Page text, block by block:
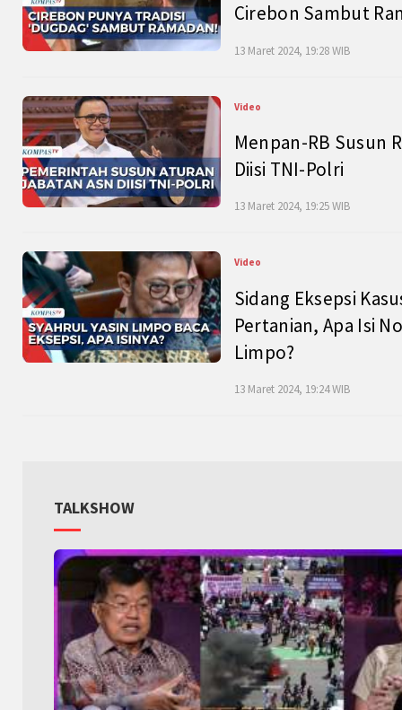
Cirebon Sambut
13 Maret 2024, 19:28 WIB
Video
Menpan-RB Susun
Diisi TNI-Polri
13 Maret 2024, 19:25 WIB
Video
Sidang Eksepsi
Pertanian, Apa Isi
Limpo?
13 Maret 2024, 19:24 WIB
TALKSHOW